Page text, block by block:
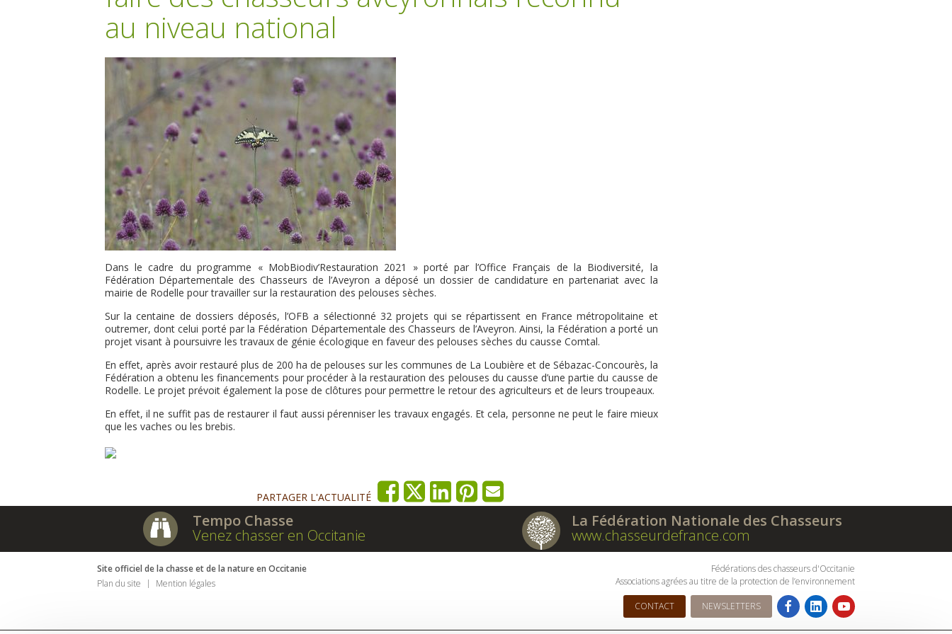
au niveau national
Dans le cadre du programme « MobBiodiv’Restauration 2021 » porté par l’Office Français de la Biodiversité, la
Fédération Départementale des Chasseurs de l’Aveyron a déposé un dossier de candidature en partenariat avec la
mairie de Rodelle pour travailler sur la restauration des pelouses sèches.
Sur la centaine de dossiers déposés, l’OFB a sélectionné 32 projets qui se répartissent en France métropolitaine et
outremer, dont celui porté par la Fédération Départementale des Chasseurs de l’Aveyron. Ainsi, la Fédération a porté un
projet visant à poursuivre les travaux de génie écologique en faveur des pelouses sèches du causse Comtal.
En effet, après avoir restauré plus de 200 ha de pelouses sur les communes de La Loubière et de Sébazac-Concourès, la
Fédération a obtenu les financements pour procéder à la restauration des pelouses du causse d’une partie du causse de
Rodelle. Le projet prévoit également la pose de clôtures pour permettre le retour des agriculteurs et de leurs troupeaux.
En effet, il ne suffit pas de restaurer il faut aussi pérenniser les travaux engagés. Et cela, personne ne peut le faire mieux
que les vaches ou les brebis.
PARTAGER L'ACTUALITÉ
Tempo Chasse
Venez chasser en Occitanie
La Fédération Nationale des Chasseurs
www.chasseurdefrance.com
Site officiel de la chasse et de la nature en Occitanie
Plan du site
Mention légales
Fédérations des chasseurs d'Occitanie
Associations agrées au titre de la protection de l’environnement
CONTACT NEWSLETTERS